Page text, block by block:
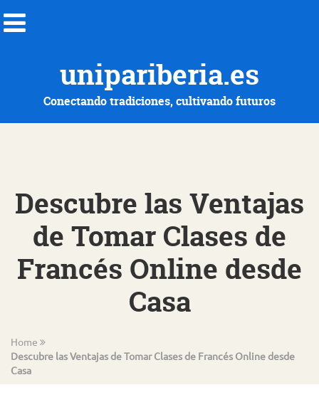
unipariberia.es
Conectando tradiciones, cultivando futuros
Descubre las Ventajas
de Tomar Clases de
Francés Online desde
Casa
Home
Descubre las Ventajas de Tomar Clases de Francés Online desde
Casa